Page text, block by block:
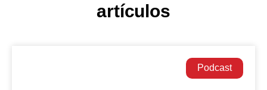
artículos
Podcast